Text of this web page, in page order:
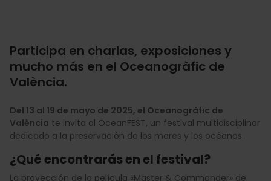
Participa en charlas, exposiciones y
mucho más en el Oceanogràfic de
València.
Del 13 al 19 de mayo de 2025, el Oceanogràfic de
València te invita al OceanFEST, un festival multidisciplinar
dedicado a la preservación de los mares y los océanos.
¿Qué encontrarás en el festival?
La proyección de la película «Master & Commander» de